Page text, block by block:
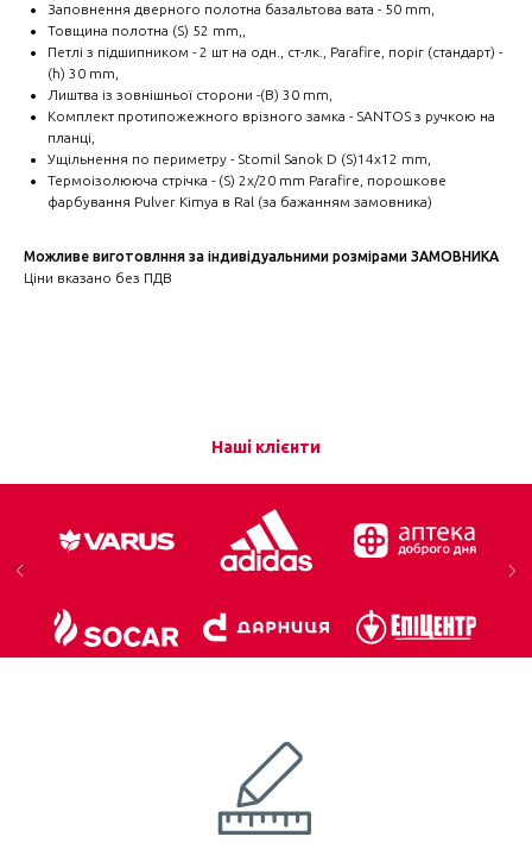
Заповнення дверного полотна базальтова вата - 50 mm,
Товщина полотна (S) 52 mm,,
Петлі з підшипником - 2 шт на одн., ст-лк., Parafire, поріг (стандарт) -
(h) 30 mm,
Лиштва із зовнішньої сторони -(B) 30 mm,
Комплект протипожежного врізного замка - SANTOS з ручкою на
планці,
Ущільнення по периметру - Stomil Sanok D (S)14x12 mm,
Термоізолююча стрічка - (S) 2х/20 mm Parafire, порошкове
фарбування Pulver Kimya в Ral (за бажанням замовника)
Можливе виготовлння за індивідуальними розмірами ЗАМОВНИКА
Ціни вказано без ПДВ
Наші клієнти